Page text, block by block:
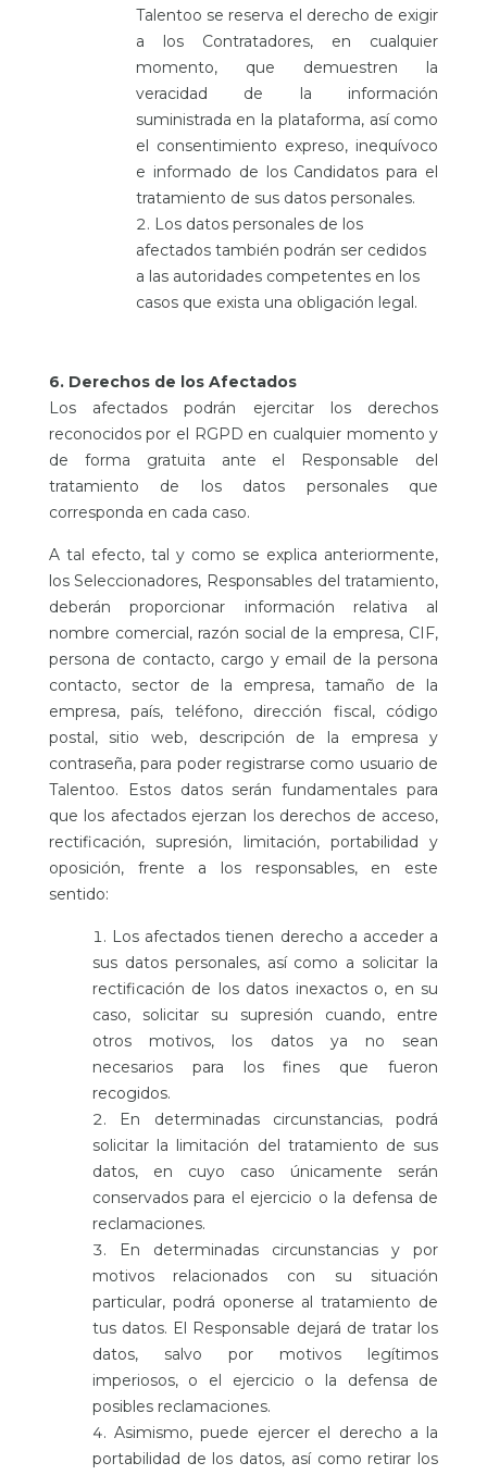
Talentoo se reserva el derecho de exigir
a los Contratadores, en cualquier
momento, que demuestren la
veracidad de la información
suministrada en la plataforma, así como
el consentimiento expreso, inequívoco
e informado de los Candidatos para el
tratamiento de sus datos personales.
Los datos personales de los
afectados también podrán ser cedidos
a las autoridades competentes en los
casos que exista una obligación legal.
6. Derechos de los Afectados
Los afectados podrán ejercitar los derechos
reconocidos por el RGPD en cualquier momento y
de forma gratuita ante el Responsable del
tratamiento de los datos personales que
corresponda en cada caso.
A tal efecto, tal y como se explica anteriormente,
los Seleccionadores, Responsables del tratamiento,
deberán proporcionar información relativa al
nombre comercial, razón social de la empresa, CIF,
persona de contacto, cargo y email de la persona
contacto, sector de la empresa, tamaño de la
empresa, país, teléfono, dirección fiscal, código
postal, sitio web, descripción de la empresa y
contraseña, para poder registrarse como usuario de
Talentoo. Estos datos serán fundamentales para
que los afectados ejerzan los derechos de acceso,
rectificación, supresión, limitación, portabilidad y
oposición, frente a los responsables, en este
sentido:
Los afectados tienen derecho a acceder a
sus datos personales, así como a solicitar la
rectificación de los datos inexactos o, en su
caso, solicitar su supresión cuando, entre
otros motivos, los datos ya no sean
necesarios para los fines que fueron
recogidos.
En determinadas circunstancias, podrá
solicitar la limitación del tratamiento de sus
datos, en cuyo caso únicamente serán
conservados para el ejercicio o la defensa de
reclamaciones.
En determinadas circunstancias y por
motivos relacionados con su situación
particular, podrá oponerse al tratamiento de
tus datos. El Responsable dejará de tratar los
datos, salvo por motivos legítimos
imperiosos, o el ejercicio o la defensa de
posibles reclamaciones.
Asimismo, puede ejercer el derecho a la
portabilidad de los datos, así como retirar los